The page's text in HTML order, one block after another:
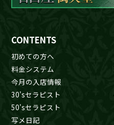
CONTENTS
初めての方へ
料金システム
今月の入店情報
30'sセラピスト
50'sセラピスト
写メ日記